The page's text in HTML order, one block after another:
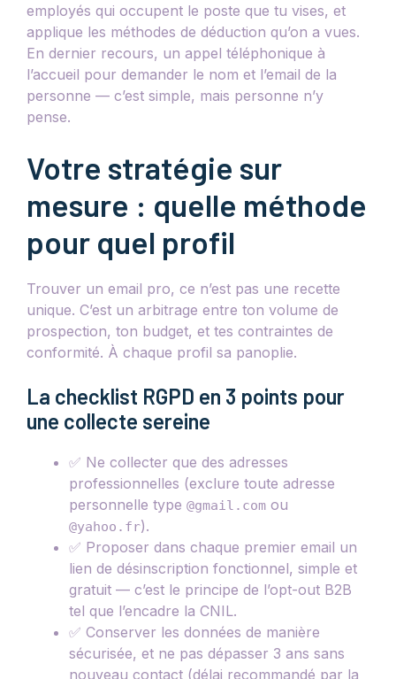
employés qui occupent le poste que tu vises, et
applique les méthodes de déduction qu’on a vues.
En dernier recours, un appel téléphonique à
l’accueil pour demander le nom et l’email de la
personne — c’est simple, mais personne n’y
pense.
Votre stratégie sur
mesure : quelle méthode
pour quel profil
Trouver un email pro, ce n’est pas une recette
unique. C’est un arbitrage entre ton volume de
prospection, ton budget, et tes contraintes de
conformité. À chaque profil sa panoplie.
La checklist RGPD en 3 points pour
une collecte sereine
✅ Ne collecter que des adresses
professionnelles (exclure toute adresse
personnelle type @gmail.com ou
@yahoo.fr).
✅ Proposer dans chaque premier email un
lien de désinscription fonctionnel, simple et
gratuit — c’est le principe de l’opt-out B2B
tel que l’encadre la CNIL.
✅ Conserver les données de manière
sécurisée, et ne pas dépasser 3 ans sans
nouveau contact (délai recommandé par la